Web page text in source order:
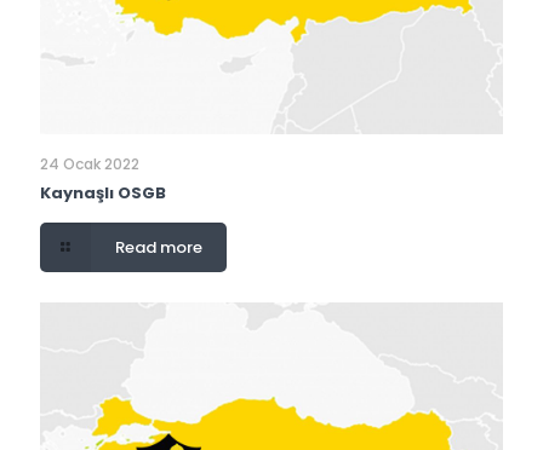
24 Ocak 2022
Kaynaşlı OSGB
Read more